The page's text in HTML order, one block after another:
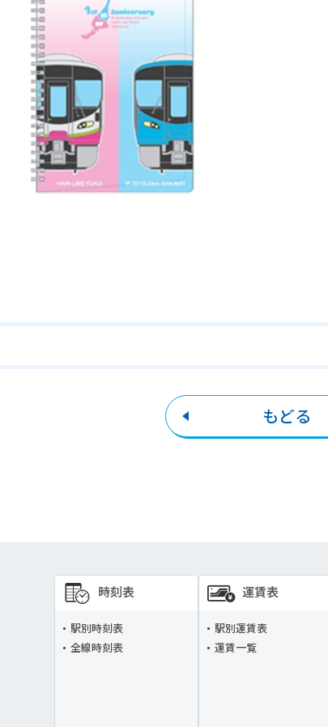
もどる
時刻表
駅別時刻表
全線時刻表
運賃表
駅別運賃表
運賃一覧